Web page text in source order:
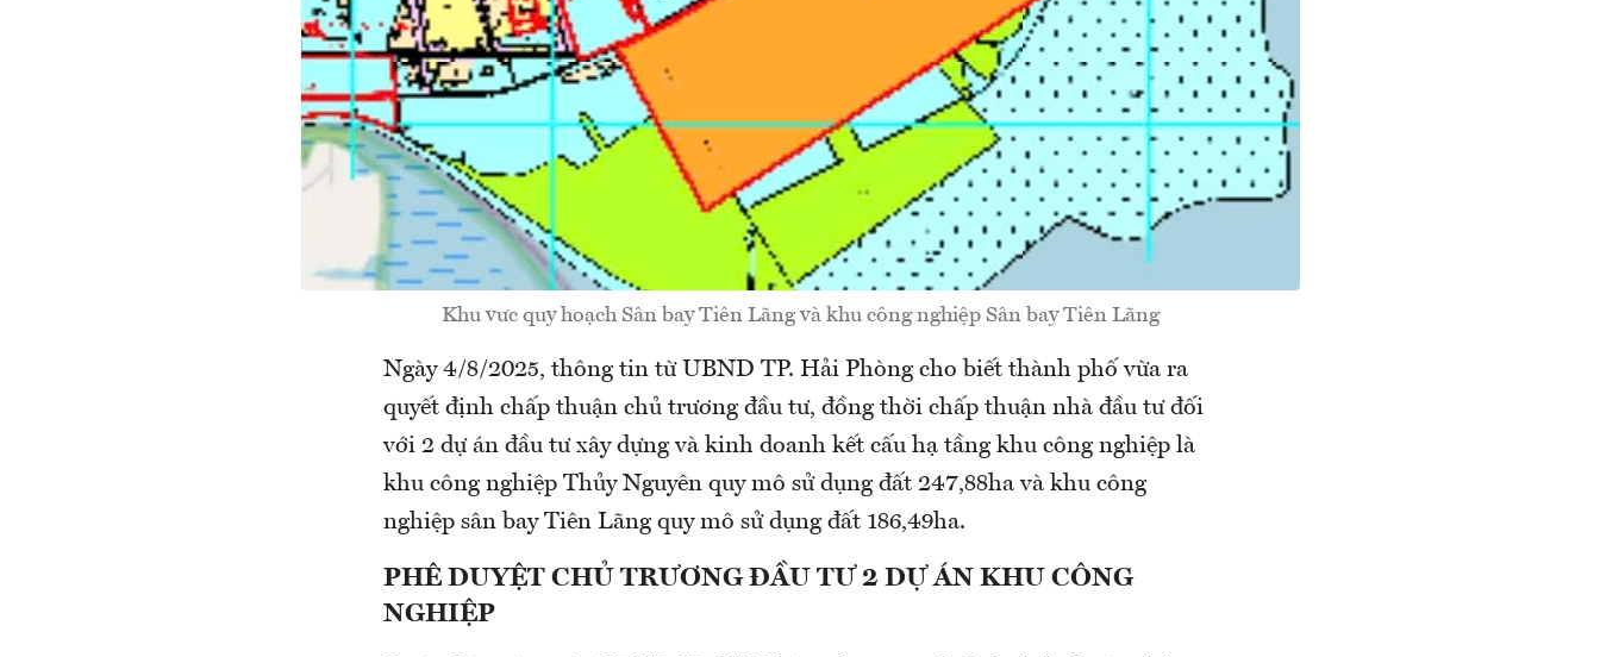
Khu vưc quy hoạch Sân bay Tiên Lãng và khu công nghiệp Sân bay Tiên Lãng
Ngày 4/8/2025, thông tin từ UBND TP. Hải Phòng cho biết thành phố vừa ra
quyết định chấp thuận chủ trương đầu tư, đồng thời chấp thuận nhà đầu tư đối
với 2 dự án đầu tư xây dựng và kinh doanh kết cấu hạ tầng khu công nghiệp là
khu công nghiệp Thủy Nguyên quy mô sử dụng đất 247,88ha và khu công
nghiệp sân bay Tiên Lãng quy mô sử dụng đất 186,49ha.
PHÊ DUYỆT CHỦ TRƯƠNG ĐẦU TƯ 2 DỰ ÁN KHU CÔNG
NGHIỆP